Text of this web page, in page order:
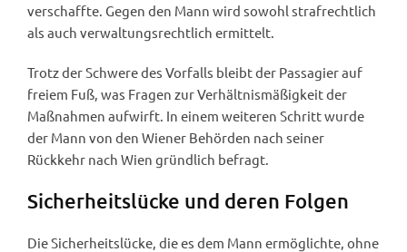
verschaffte. Gegen den Mann wird sowohl strafrechtlich
als auch verwaltungsrechtlich ermittelt.
Trotz der Schwere des Vorfalls bleibt der Passagier auf
freiem Fuß, was Fragen zur Verhältnismäßigkeit der
Maßnahmen aufwirft. In einem weiteren Schritt wurde
der Mann von den Wiener Behörden nach seiner
Rückkehr nach Wien gründlich befragt.
Sicherheitslücke und deren Folgen
Die Sicherheitslücke, die es dem Mann ermöglichte, ohne